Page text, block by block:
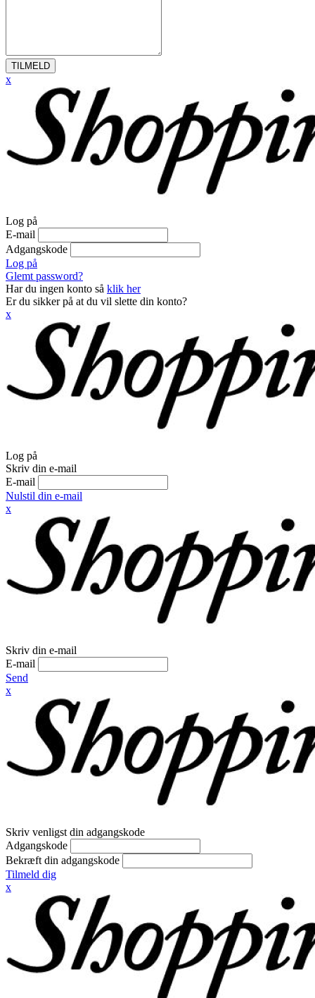
TILMELD
x
Log på
E-mail
Adgangskode
Log på
Glemt password?
Har du ingen konto så klik her
Er du sikker på at du vil slette din konto?
x
Log på
Skriv din e-mail
E-mail
Nulstil din e-mail
x
Skriv din e-mail
E-mail
Send
x
Skriv venligst din adgangskode
Adgangskode
Bekræft din adgangskode
Tilmeld dig
x